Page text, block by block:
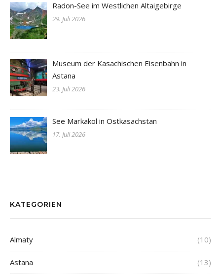
Radon-See im Westlichen Altaigebirge
29. Juli 2026
Museum der Kasachischen Eisenbahn in
Astana
23. Juli 2026
See Markakol in Ostkasachstan
17. Juli 2026
KATEGORIEN
Almaty (10)
Astana (13)